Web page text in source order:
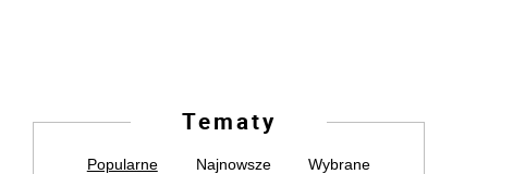
Tematy
Popularne Najnowsze Wybrane